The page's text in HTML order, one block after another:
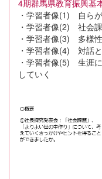
4期群馬県教育振興基
・学習者像(1) 自ら
・学習者像(2) 社会
・学習者像(3) 多様
・学習者像(4) 対話
・学習者像(5) 生涯
していく